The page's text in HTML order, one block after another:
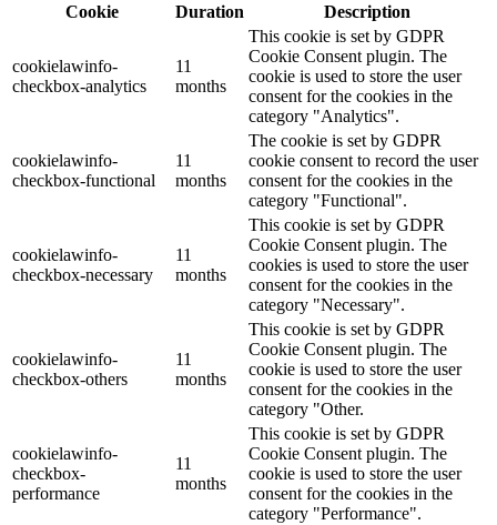
Cookie
Duration Description
cookielawinfo-
checkbox-analytics
11
months
This cookie is set by GDPR
Cookie Consent plugin. The
cookie is used to store the user
consent for the cookies in the
category "Analytics".
cookielawinfo-
checkbox-functional
11
months
The cookie is set by GDPR
cookie consent to record the user
consent for the cookies in the
category "Functional".
cookielawinfo-
checkbox-necessary
11
months
This cookie is set by GDPR
Cookie Consent plugin. The
cookies is used to store the user
consent for the cookies in the
category "Necessary".
cookielawinfo-
checkbox-others
11
months
This cookie is set by GDPR
Cookie Consent plugin. The
cookie is used to store the user
consent for the cookies in the
category "Other.
cookielawinfo-
checkbox-
performance
11
months
This cookie is set by GDPR
Cookie Consent plugin. The
cookie is used to store the user
consent for the cookies in the
category "Performance".